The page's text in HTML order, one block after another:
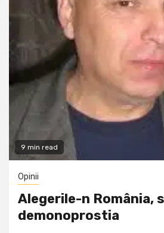
9 min read
Opinii
Alegerile-n România,
demonoprostia